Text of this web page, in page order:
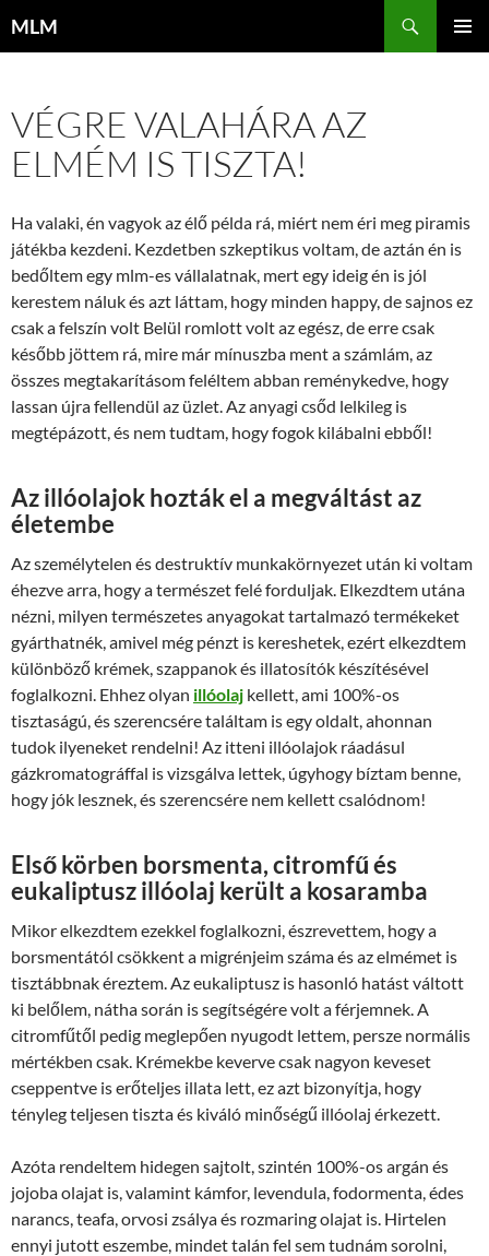
MLM
VÉGRE VALAHÁRA AZ
ELMÉM IS TISZTA!
Ha valaki, én vagyok az élő példa rá, miért nem éri meg piramis
játékba kezdeni. Kezdetben szkeptikus voltam, de aztán én is
bedőltem egy mlm-es vállalatnak, mert egy ideig én is jól
kerestem náluk és azt láttam, hogy minden happy, de sajnos ez
csak a felszín volt Belül romlott volt az egész, de erre csak
később jöttem rá, mire már mínuszba ment a számlám, az
összes megtakarításom feléltem abban reménykedve, hogy
lassan újra fellendül az üzlet. Az anyagi csőd lelkileg is
megtépázott, és nem tudtam, hogy fogok kilábalni ebből!
Az illóolajok hozták el a megváltást az
életembe
Az személytelen és destruktív munkakörnyezet után ki voltam
éhezve arra, hogy a természet felé forduljak. Elkezdtem utána
nézni, milyen természetes anyagokat tartalmazó termékeket
gyárthatnék, amivel még pénzt is kereshetek, ezért elkezdtem
különböző krémek, szappanok és illatosítók készítésével
foglalkozni. Ehhez olyan illóolaj kellett, ami 100%-os
tisztaságú, és szerencsére találtam is egy oldalt, ahonnan
tudok ilyeneket rendelni! Az itteni illóolajok ráadásul
gázkromatográffal is vizsgálva lettek, úgyhogy bíztam benne,
hogy jók lesznek, és szerencsére nem kellett csalódnom!
Első körben borsmenta, citromfű és
eukaliptusz illóolaj került a kosaramba
Mikor elkezdtem ezekkel foglalkozni, észrevettem, hogy a
borsmentától csökkent a migrénjeim száma és az elmémet is
tisztábbnak éreztem. Az eukaliptusz is hasonló hatást váltott
ki belőlem, nátha során is segítségére volt a férjemnek. A
citromfűtől pedig meglepően nyugodt lettem, persze normális
mértékben csak. Krémekbe keverve csak nagyon keveset
cseppentve is erőteljes illata lett, ez azt bizonyítja, hogy
tényleg teljesen tiszta és kiváló minőségű illóolaj érkezett.
Azóta rendeltem hidegen sajtolt, szintén 100%-os argán és
jojoba olajat is, valamint kámfor, levendula, fodormenta, édes
narancs, teafa, orvosi zsálya és rozmaring olajat is. Hirtelen
ennyi jutott eszembe, mindet talán fel sem tudnám sorolni,